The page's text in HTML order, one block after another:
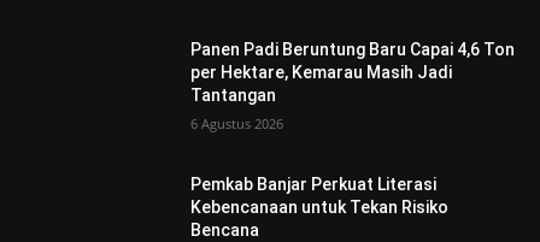
Panen Padi Beruntung Baru Capai 4,6 Ton
per Hektare, Kemarau Masih Jadi
Tantangan
6 Agustus 2026
Pemkab Banjar Perkuat Literasi
Kebencanaan untuk Tekan Risiko
Bencana